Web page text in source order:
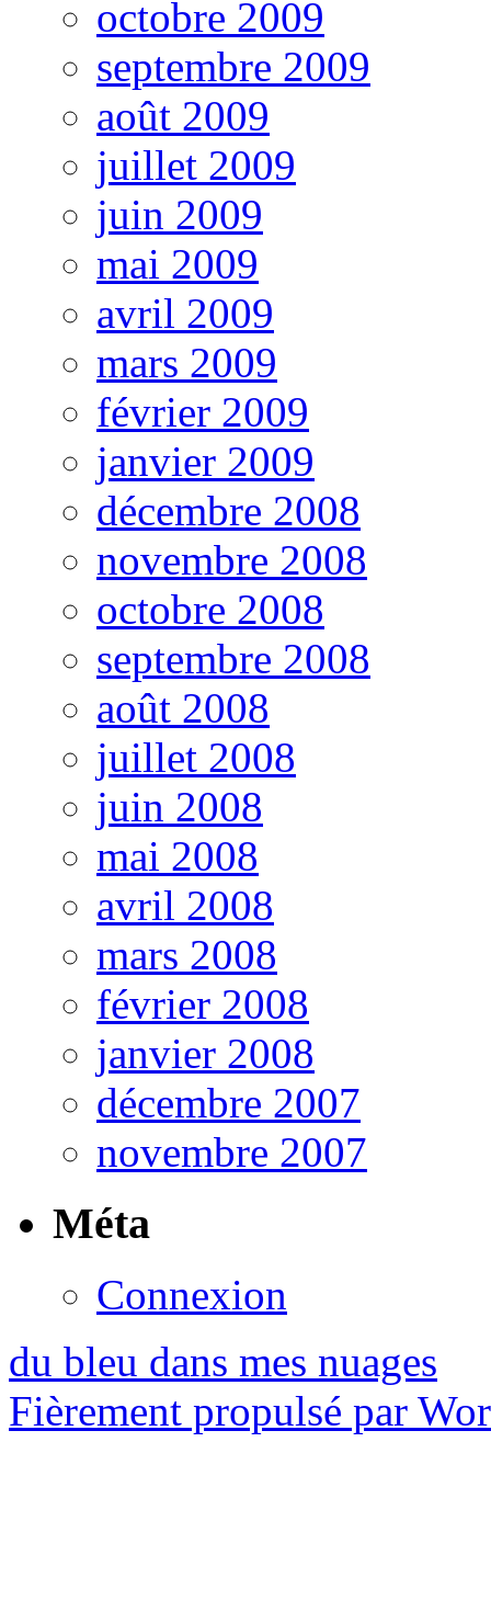
octobre 2009
septembre 2009
août 2009
juillet 2009
juin 2009
mai 2009
avril 2009
mars 2009
février 2009
janvier 2009
décembre 2008
novembre 2008
octobre 2008
septembre 2008
août 2008
juillet 2008
juin 2008
mai 2008
avril 2008
mars 2008
février 2008
janvier 2008
décembre 2007
novembre 2007
Méta
Connexion
du bleu dans mes nuages
Fièrement propulsé par